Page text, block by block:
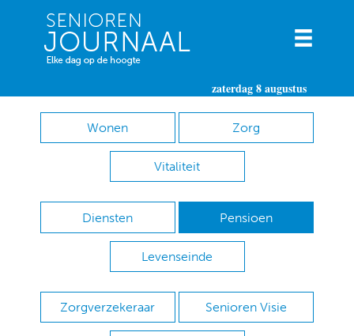
zaterdag 8 augustus
Wonen Zorg
Vitaliteit
Diensten Pensioen
Levenseinde
Zorgverzekeraar Senioren Visie